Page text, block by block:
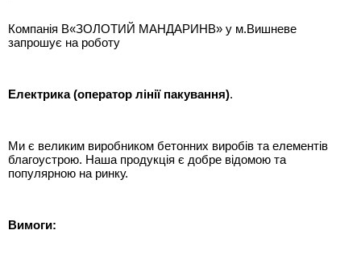
Компанія В«ЗОЛОТИЙ МАНДАРИНВ» у м.Вишневе
запрошує на роботу
Електрика(оператор лінії пакування).
Ми є великим виробником бетонних виробів та елементів
благоустрою. Наша продукція є добре відомою та
популярною на ринку.
Вимоги: